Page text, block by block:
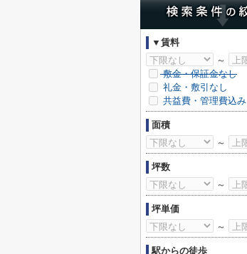
▼賃料
～
敷金・保証金なし
礼金・敷引なし
共益費・管理費込み
面積
～
坪数
～
坪単価
～
駅からの徒歩